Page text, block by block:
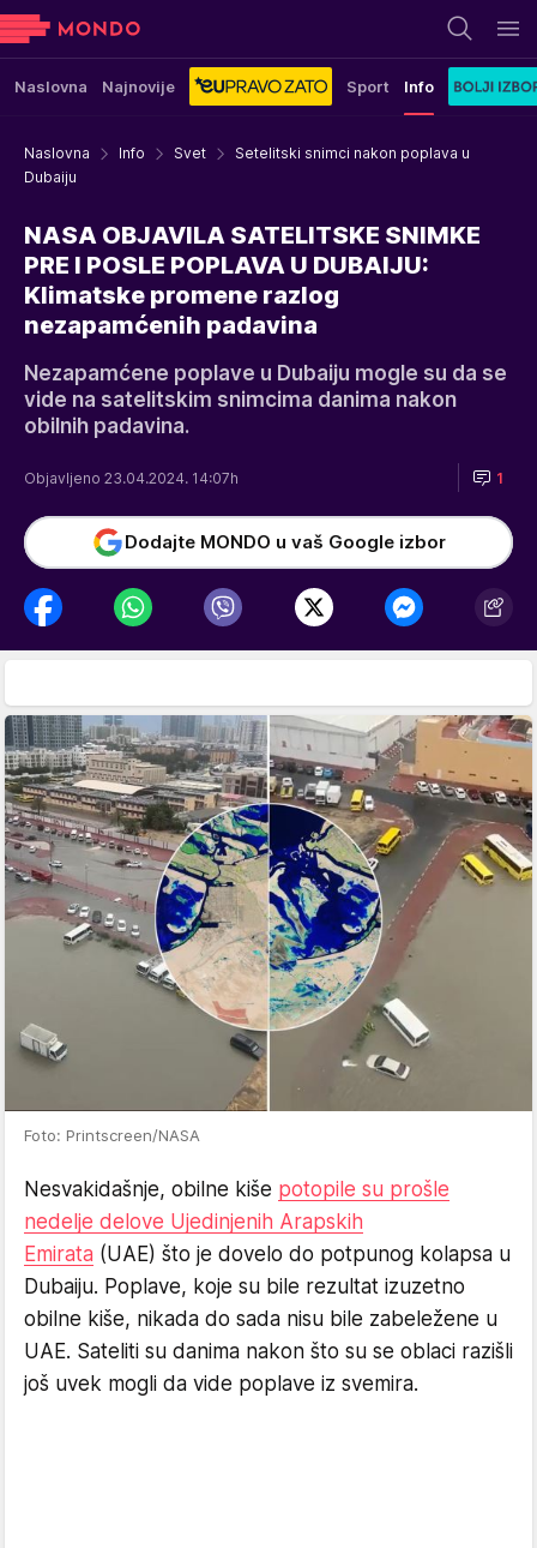
Naslovna Najnovije Sport Info
Naslovna Info Svet
Setelitski snimci nakon poplava u
Dubaiju
NASA OBJAVILA SATELITSKE SNIMKE
PRE I POSLE POPLAVA U DUBAIJU:
Klimatske promene razlog
nezapamćenih padavina
Nezapamćene poplave u Dubaiju mogle su da se
vide na satelitskim snimcima danima nakon
obilnih padavina.
Objavljeno 23.04.2024. 14:07h 1
Dodajte MONDO u vaš Google izbor
Foto: Printscreen/NASA
Nesvakidašnje, obilne kiše potopile su prošle
nedelje delove Ujedinjenih Arapskih
Emirata (UAE) što je dovelo do potpunog kolapsa u
Dubaiju. Poplave, koje su bile rezultat izuzetno
obilne kiše, nikada do sada nisu bile zabeležene u
UAE. Sateliti su danima nakon što su se oblaci razišli
još uvek mogli da vide poplave iz svemira.